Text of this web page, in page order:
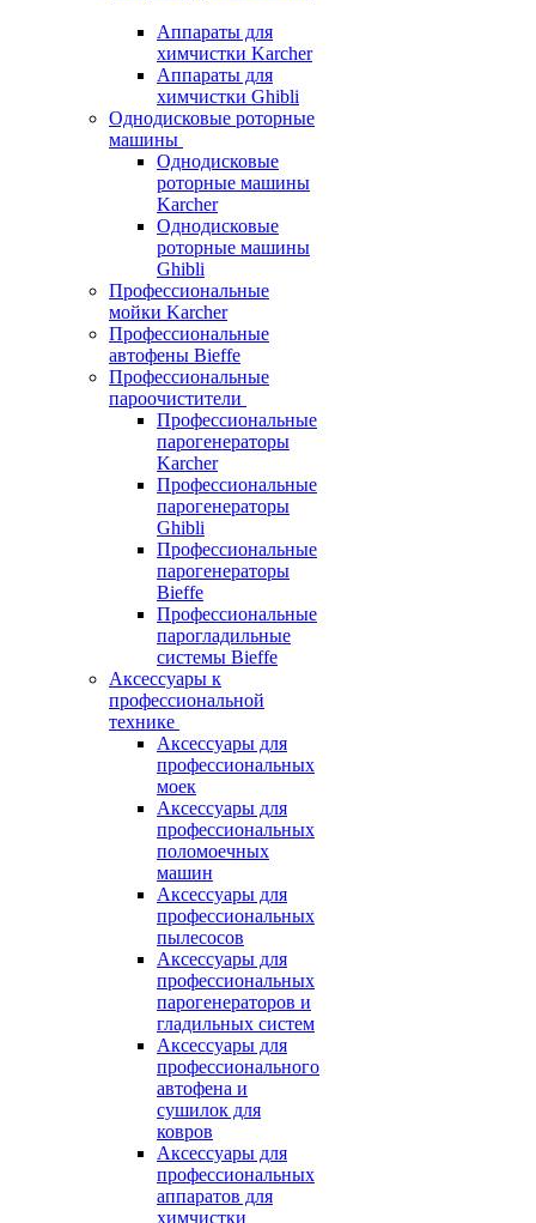
Аппараты для
химчистки Karcher
Аппараты для
химчистки Ghibli
Однодисковые роторные
машины
Однодисковые
роторные машины
Karcher
Однодисковые
роторные машины
Ghibli
Профессиональные
мойки Karcher
Профессиональные
автофены Bieffe
Профессиональные
пароочистители
Профессиональные
парогенераторы
Karcher
Профессиональные
парогенераторы
Ghibli
Профессиональные
парогенераторы
Bieffe
Профессиональные
парогладильные
системы Bieffe
Аксессуары к
профессиональной
технике
Аксессуары для
профессиональных
моек
Аксессуары для
профессиональных
поломоечных
машин
Аксессуары для
профессиональных
пылесосов
Аксессуары для
профессиональных
парогенераторов и
гладильных систем
Аксессуары для
профессионального
автофена и
сушилок для
ковров
Аксессуары для
профессиональных
аппаратов для
химчистки